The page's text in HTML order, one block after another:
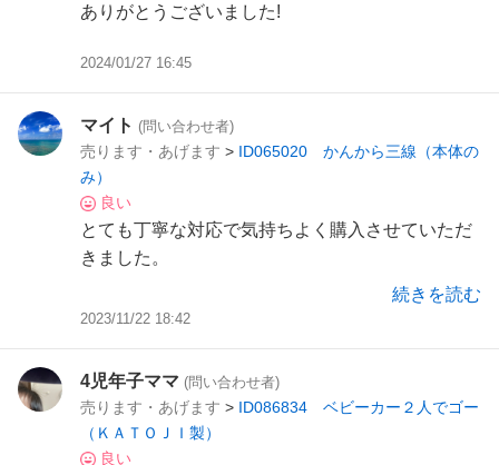
ありがとうございました!
2024/01/27 16:45
マイト (問い合わせ者)
売ります・あげます > ID065020 かんから三線（本体の
み）
良い
とても丁寧な対応で気持ちよく購入させていただ
きました。
またゆっくりお店にお伺いします。
します。
続きを読む
2023/11/22 18:42
4児年子ママ (問い合わせ者)
売ります・あげます > ID086834 ベビーカー２人でゴー
（ＫＡＴＯＪＩ製）
良い